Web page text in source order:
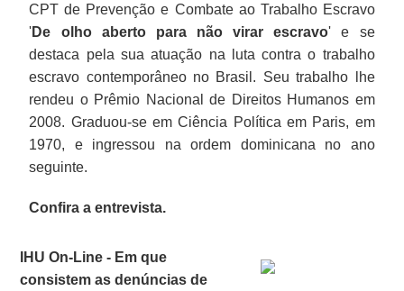
CPT de Prevenção e Combate ao Trabalho Escravo
'De olho aberto para não virar escravo' e se
destaca pela sua atuação na luta contra o trabalho
escravo contemporâneo no Brasil. Seu trabalho lhe
rendeu o Prêmio Nacional de Direitos Humanos em
2008. Graduou-se em Ciência Política em Paris, em
1970, e ingressou na ordem dominicana no ano
seguinte.
Confira a entrevista.
IHU On-Line - Em que
consistem as denúncias de